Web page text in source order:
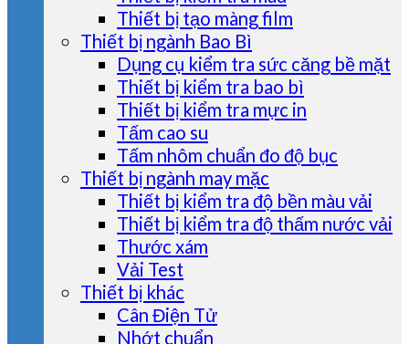
Thiết bị tạo màng film
Thiết bị ngành Bao Bì
Dụng cụ kiểm tra sức căng bề mặt
Thiết bị kiểm tra bao bì
Thiết bị kiểm tra mực in
Tấm cao su
Tấm nhôm chuẩn đo độ bục
Thiết bị ngành may mặc
Thiết bị kiểm tra độ bền màu vải
Thiết bị kiểm tra độ thấm nước vải
Thước xám
Vải Test
Thiết bị khác
Cân Điện Tử
Nhớt chuẩn